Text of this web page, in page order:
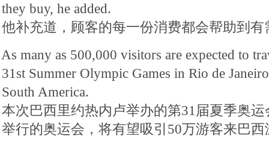
they buy, he added.
他补充道，顾客的每一份消费都会帮助到有
As many as 500,000 visitors are expected to
31st Summer Olympic Games in Rio de
South America.
本次巴西里约热内卢举办的第31届夏季奥
举行的奥运会，将有望吸引50万游客来巴西